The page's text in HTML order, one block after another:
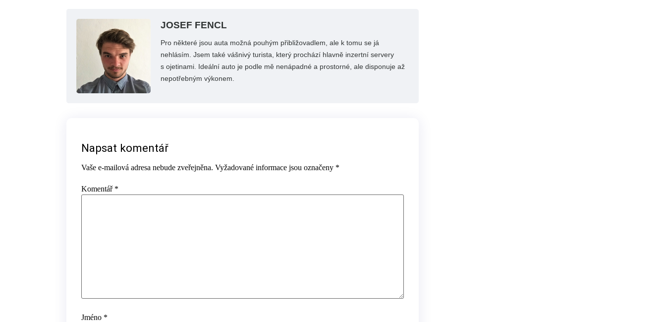
JOSEF FENCL
Pro některé jsou auta možná pouhým přibližovadlem, ale k tomu se já
nehlásím. Jsem také vášnivý turista, který prochází hlavně inzertní servery
s ojetinami. Ideální auto je podle mě nenápadné a prostorné, ale disponuje až
nepotřebným výkonem.
Napsat komentář
Vaše e-mailová adresa nebude zveřejněna. Vyžadované informace jsou označeny *
Komentář *
Jméno *